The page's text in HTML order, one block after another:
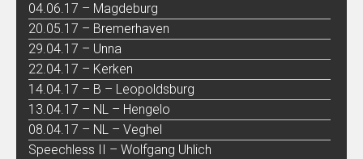
04.06.17 – Magdeburg
20.05.17 – Bremerhaven
29.04.17 – Unna
22.04.17 – Kerken
14.04.17 – B – Leopoldsburg
13.04.17 – NL – Hengelo
08.04.17 – NL – Veghel
Speechless II – Wolfgang Uhlich